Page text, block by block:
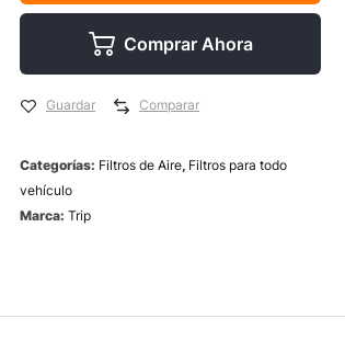
Comprar Ahora
Guardar Comparar
Categorías: Filtros de Aire, Filtros para todo
vehículo
Marca: Trip